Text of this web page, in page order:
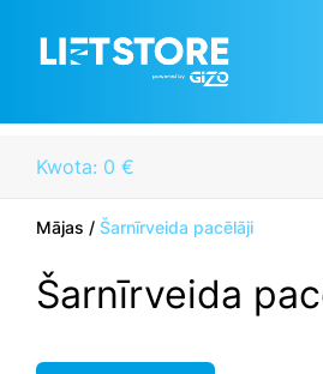
Kwota: 0 €
Mājas / Šarnīrveida pacēlāji
Šarnīrveida